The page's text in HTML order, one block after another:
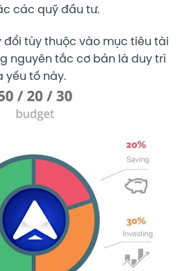
các quỹ đầu tư.
đổi tùy thuộc vào mục tiêu tài
nguyên tắc cơ bản là duy trì
yếu tố này.